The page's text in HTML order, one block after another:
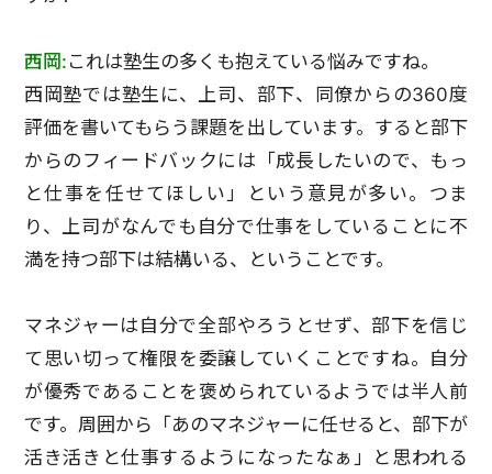
西岡: これは塾生の多くも抱えている悩みですね。
西岡塾では塾生に、上司、部下、同僚からの360度
評価を書いてもらう課題を出しています。すると部下
からのフィードバックには「成長したいので、もっ
と仕事を任せてほしい」という意見が多い。つま
り、上司がなんでも自分で仕事をしていることに不
満を持つ部下は結構いる、ということです。
マネジャーは自分で全部やろうとせず、部下を信じ
て思い切って権限を委譲していくことですね。自分
が優秀であることを褒められているようでは半人前
です。周囲から「あのマネジャーに任せると、部下が
活き活きと仕事するようになったなぁ」と思われる